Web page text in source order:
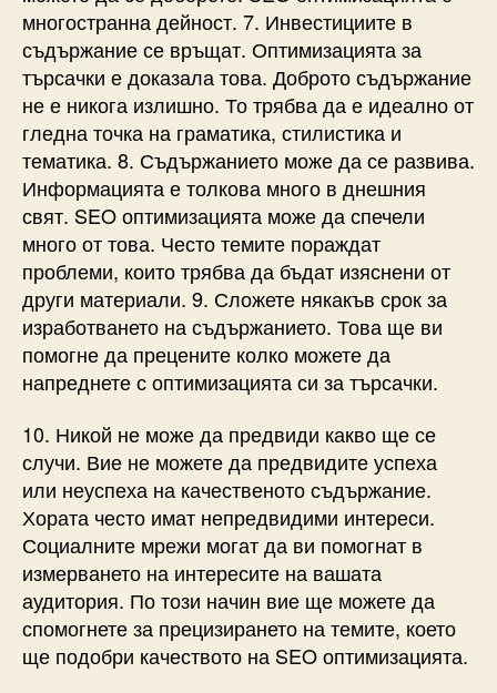
многостранна дейност. 7. Инвестициите в
съдържание се връщат. Оптимизацията за
търсачки е доказала това. Доброто съдържание
не е никога излишно. То трябва да е идеално от
гледна точка на граматика, стилистика и
тематика. 8. Съдържанието може да се развива.
Информацията е толкова много в днешния
свят. SEO оптимизацията може да спечели
много от това. Често темите пораждат
проблеми, които трябва да бъдат изяснени от
други материали. 9. Сложете някакъв срок за
изработването на съдържанието. Това ще ви
помогне да прецените колко можете да
напреднете с оптимизацията си за търсачки.
10. Никой не може да предвиди какво ще се
случи. Вие не можете да предвидите успеха
или неуспеха на качественото съдържание.
Хората често имат непредвидими интереси.
Социалните мрежи могат да ви помогнат в
измерването на интересите на вашата
аудитория. По този начин вие ще можете да
спомогнете за прецизирането на темите, което
ще подобри качеството на SEO оптимизацията.